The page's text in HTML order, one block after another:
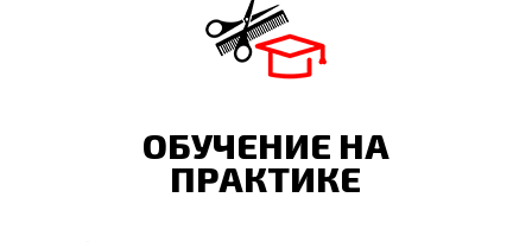
ОБУЧЕНИЕ НА
ПРАКТИКЕ